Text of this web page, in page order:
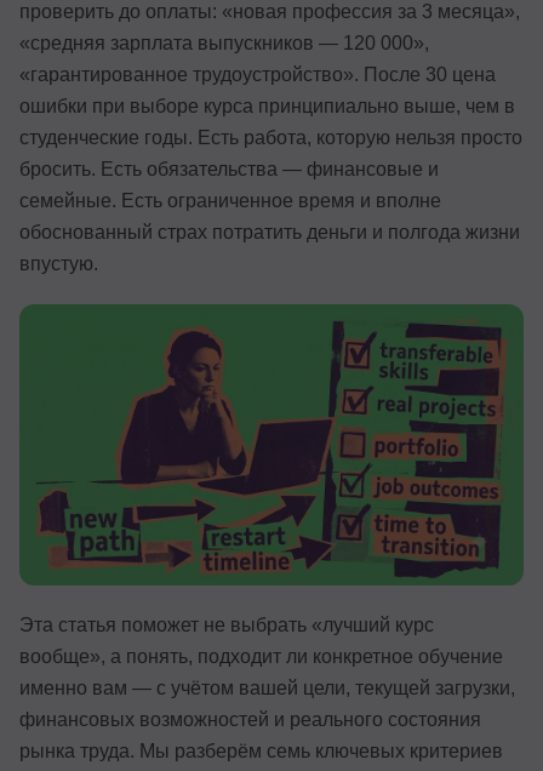
проверить до оплаты: «новая профессия за 3 месяца»,
«средняя зарплата выпускников — 120 000»,
«гарантированное трудоустройство». После 30 цена
ошибки при выборе курса принципиально выше, чем в
студенческие годы. Есть работа, которую нельзя просто
бросить. Есть обязательства — финансовые и
семейные. Есть ограниченное время и вполне
обоснованный страх потратить деньги и полгода жизни
впустую.
Эта статья поможет не выбрать «лучший курс
вообще», а понять, подходит ли конкретное обучение
именно вам — с учётом вашей цели, текущей загрузки,
финансовых возможностей и реального состояния
рынка труда. Мы разберём семь ключевых критериев
Soft Skills
Детям
Акции и промокоды
Рейтинг онлайн-школ